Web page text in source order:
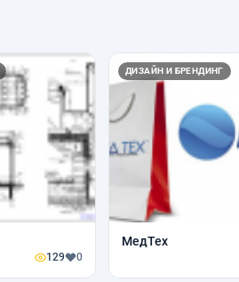
129 0
ДИЗАЙН И БРЕНДИНГ
МедТех